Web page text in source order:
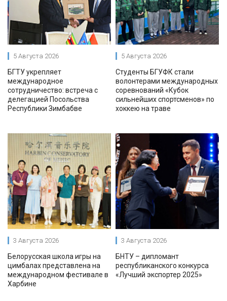
5 Августа 2026
БГТУ укрепляет
международное
сотрудничество: встреча с
делегацией Посольства
Республики Зимбабве
5 Августа 2026
Студенты БГУФК стали
волонтерами международных
соревнований «Кубок
сильнейших спортсменов» по
хоккею на траве
3 Августа 2026
Белорусская школа игры на
цимбалах представлена на
международном фестивале в
Харбине
3 Августа 2026
БНТУ – дипломант
республиканского конкурса
«Лучший экспортер 2025»